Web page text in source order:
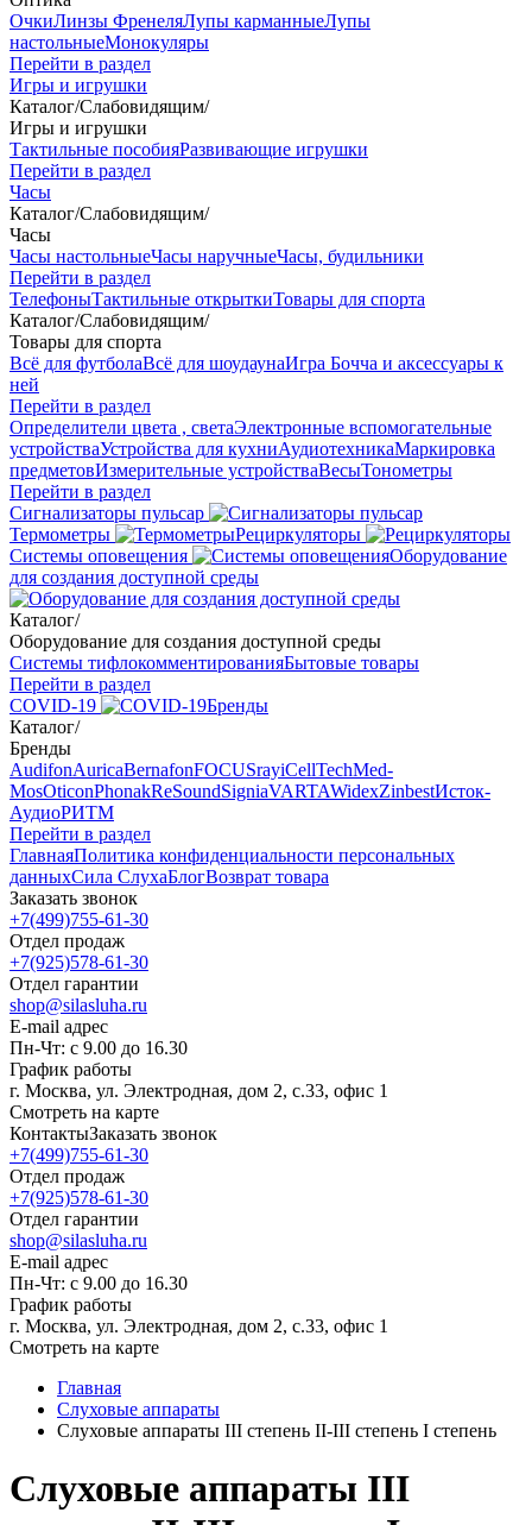
ОчкиЛинзы ФренеляЛупы карманныеЛупы
настольныеМонокуляры
Перейти в раздел
Игры и игрушки
Каталог/Слабовидящим/
Игры и игрушки
Тактильные пособияРазвивающие игрушки
Перейти в раздел
Часы
Каталог/Слабовидящим/
Часы
Часы настольныеЧасы наручныеЧасы, будильники
Перейти в раздел
ТелефоныТактильные открыткиТовары для спорта
Каталог/Слабовидящим/
Товары для спорта
Всё для футболаВсё для шоудаунаИгра Бочча и аксессуары к
ней
Перейти в раздел
Определители цвета , светаЭлектронные вспомогательные
устройстваУстройства для кухниАудиотехникаМаркировка
предметовИзмерительные устройстваВесыТонометры
Перейти в раздел
Сигнализаторы пульсар
Термометры
Рециркуляторы
Cистемы оповещения
Оборудование
для создания доступной среды
Каталог/
Оборудование для создания доступной среды
Системы тифлокомментированияБытовые товары
Перейти в раздел
COVID-19
Бренды
Каталог/
Бренды
AudifonAuricaBernafonFOCUSrayiCellTechMed-
MosOticonPhonakReSoundSigniaVARTAWidexZinbestИсток-
АудиоРИТМ
Перейти в раздел
ГлавнаяПолитика конфиденциальности персональных
данныхСила СлухаБлогВозврат товара
Заказать звонок
+7(499)755-61-30
Отдел продаж
+7(925)578-61-30
Отдел гарантии
shop@silasluha.ru
E-mail адрес
Пн-Чт: с 9.00 до 16.30
График работы
г. Москва, ул. Электродная, дом 2, с.33, офис 1
Смотреть на карте
КонтактыЗаказать звонок
+7(499)755-61-30
Отдел продаж
+7(925)578-61-30
Отдел гарантии
shop@silasluha.ru
E-mail адрес
Пн-Чт: с 9.00 до 16.30
График работы
г. Москва, ул. Электродная, дом 2, с.33, офис 1
Смотреть на карте
Главная
Слуховые аппараты
Слуховые аппараты III степень II-III степень I степень
Слуховые аппараты III